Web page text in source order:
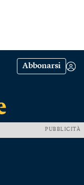
Abbonarsi
PUBBLICITÀ